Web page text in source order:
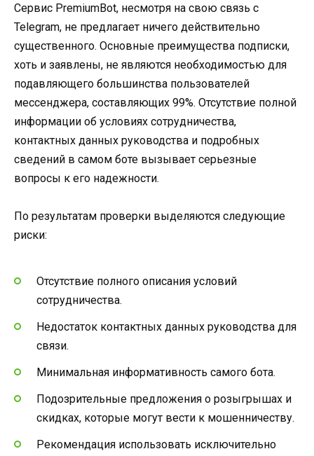
Сервис PremiumBot, несмотря на свою связь с
Telegram, не предлагает ничего действительно
существенного. Основные преимущества подписки,
хоть и заявлены, не являются необходимостью для
подавляющего большинства пользователей
мессенджера, составляющих 99%. Отсутствие полной
информации об условиях сотрудничества,
контактных данных руководства и подробных
сведений в самом боте вызывает серьезные
вопросы к его надежности.
По результатам проверки выделяются следующие
риски:
Отсутствие полного описания условий
сотрудничества.
Недостаток контактных данных руководства для
связи.
Минимальная информативность самого бота.
Подозрительные предложения о розыгрышах и
скидках, которые могут вести к мошенничеству.
Рекомендация использовать исключительно